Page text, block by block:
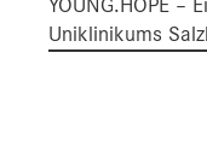
YOUNG.HOPE –
Uniklinikums